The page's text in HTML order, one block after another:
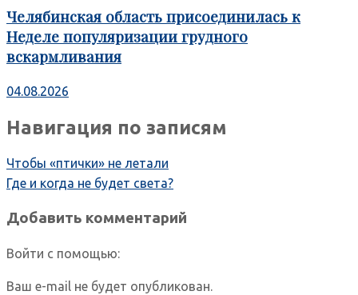
Челябинская область присоединилась к
Неделе популяризации грудного
вскармливания
04.08.2026
Навигация по записям
Чтобы «птички» не летали
Где и когда не будет света?
Добавить комментарий
Войти с помощью:
Ваш e-mail не будет опубликован.